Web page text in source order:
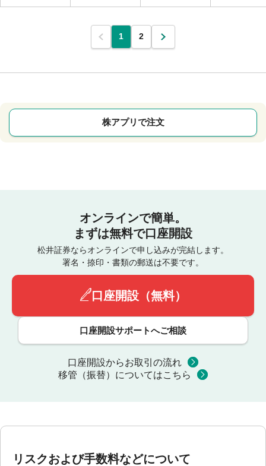
1 2
株アプリで注文
オンラインで簡単。
まずは無料で口座開設
松井証券ならオンラインで申し込みが完結します。
署名・捺印・書類の郵送は不要です。
口座開設（無料）
口座開設サポートへご相談
口座開設からお取引の流れ
移管（振替）についてはこちら
リスクおよび手数料などについて